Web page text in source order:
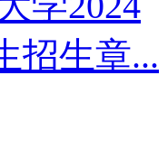
招生章...